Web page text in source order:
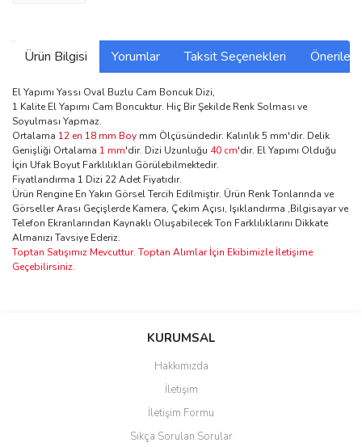
Ürün Bilgisi Yorumlar Taksit Seçenekleri
El Yapımı Yassı Oval Buzlu Cam Boncuk Dizi,
1 Kalite El Yapımı Cam Boncuktur. Hiç Bir Şekilde Renk Solması ve
Soyulması Yapmaz.
Ortalama 12 en 18 mm Boy mm Ölçüsündedir. Kalınlık 5 mm'dir. Delik
Genişliği Ortalama 1 mm'dir. Dizi Uzunluğu 40 cm'dir. El Yapımı Olduğu
İçin Ufak Boyut Farklılıkları Görülebilmektedir.
Fiyatlandırma 1 Dizi 22 Adet Fiyatıdır.
Ürün Rengine En Yakın Görsel Tercih Edilmiştir. Ürün Renk Tonlarında ve
Görseller Arası Geçişlerde Kamera, Çekim Açısı, Işıklandırma ,Bilgisayar ve
Telefon Ekranlarından Kaynaklı Oluşabilecek Ton Farklılıklarını Dikkate
Almanızı Tavsiye Ederiz.
Toptan Satışımız Mevcuttur. Toptan Alımlar İçin Ekibimizle İletişime
Geçebilirsiniz.
Bu ürüne ilk yorumu siz yapın!
Yorum Yaz
Ürün resmi kalitesiz, bozuk veya görüntülenemiyor.
Ürün açıklamasında eksik bilgiler bulunuyor.
Ürün bilgilerinde hatalar bulunuyor.
KURUMSAL
Hakkımızda
İletişim
İletişim Formu
Sıkça Sorulan Sorular